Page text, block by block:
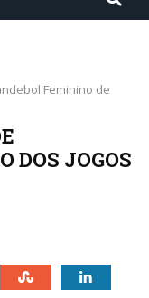
Feminino de
DOS JOGOS